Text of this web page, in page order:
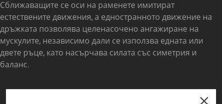
Сближаващите се оси на раменете имитират
естествените движения, а едностранното движение на
дръжката позволява целенасочено ангажиране на
мускулите, независимо дали се използва едната или
двете ръце, като насърчава силата със симетрия и
баланс.